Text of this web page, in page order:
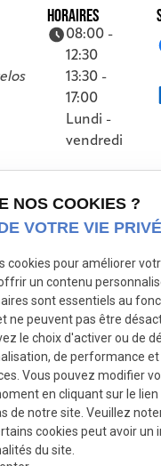
HORAIRES
08:00 -
12:30
13:30 -
17:00
Lundi -
vendredi
de
Gestion
des
NOS COOKIES ?
VOTRE VIE
cookies pour améliorer
un contenu
sont essentiels au
ne peuvent pas être
le choix d'activer ou de
de performance
Vous pouvez modifier
en cliquant sur le lien
de notre site. Veuillez
cookies peut avoir un
du site.